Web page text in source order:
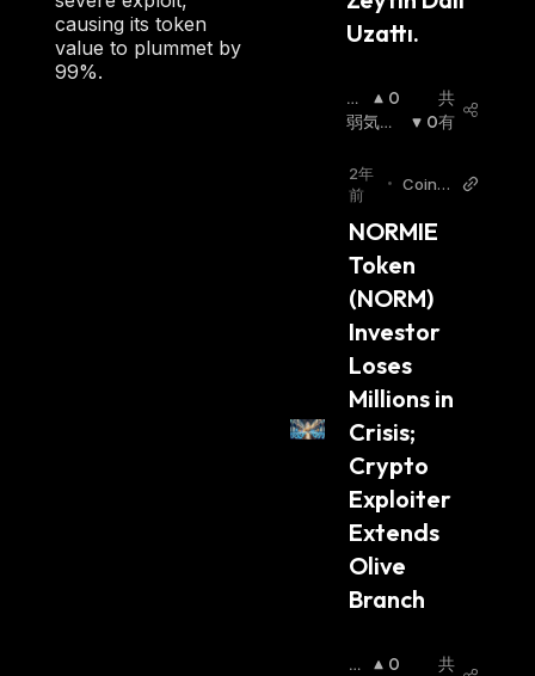
causing its token
value to plummet by
99%.
Uzattı.
強
気
場:
0
弱気相
0
共
有
2年
前
•
CoinO
NORMIE
Token
(NORM)
Investor
Loses
Millions in
Crisis;
Crypto
Exploiter
Extends
Olive
Branch
強
0
共